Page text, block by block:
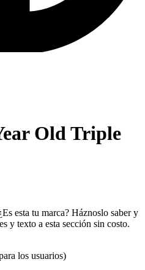
Old Triple
esta tu marca? Háznoslo saber y
y texto a esta sección sin costo.
los usuarios)